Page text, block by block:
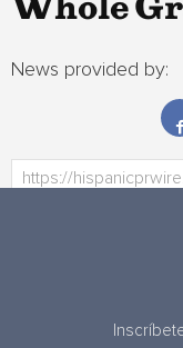
Whole
News provided by: